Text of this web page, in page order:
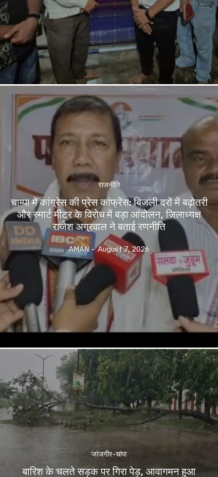
राजनीति
चाम्पा में कांग्रेस की प्रेस कांफ्रेंस: बिजली दरों में बढ़ोतरी
और स्मार्ट मीटर के विरोध में बड़ा आंदोलन, जिलाध्यक्ष
राजेश अग्रवाल ने बताई रणनीति
AMAN - August 7, 2026
जांजगीर-चांपा
बारिश के चलते सड़क पर गिरा पेड़, आवागमन हुआ